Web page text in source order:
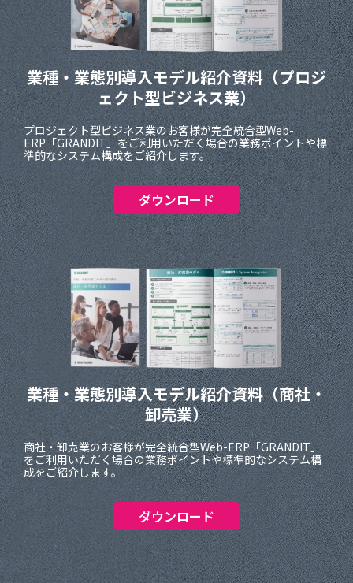
業種・業態別導入モデル紹介資料（プロジ
ェクト型ビジネス業）
プロジェクト型ビジネス業のお客様が完全統合型Web-
ERP「GRANDIT」をご利用いただく場合の業務ポイントや標
準的なシステム構成をご紹介します。
ダウンロード
業種・業態別導入モデル紹介資料（商社・
卸売業）
商社・卸売業のお客様が完全統合型Web-ERP「GRANDIT」
をご利用いただく場合の業務ポイントや標準的なシステム構
成をご紹介します。
ダウンロード